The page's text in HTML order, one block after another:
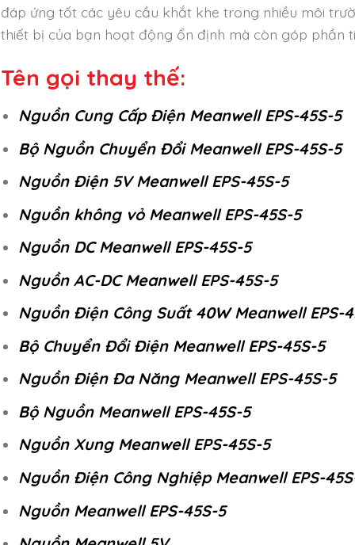
đáp ứng tốt các yêu cầu khắt khe trong nhiều môi
thiết bị của bạn hoạt động ổn định mà còn góp phần
Tên gọi thay thế:
Nguồn Cung Cấp Điện Meanwell EPS-45S-5
Bộ Nguồn Chuyển Đổi Meanwell EPS-45S-5
Nguồn Điện 5V Meanwell EPS-45S-5
Nguồn không vỏ Meanwell EPS-45S-5
Nguồn DC Meanwell EPS-45S-5
Nguồn AC-DC Meanwell EPS-45S-5
Nguồn Điện Công Suất 40W Meanwell EPS-
Bộ Chuyển Đổi Điện Meanwell EPS-45S-5
Nguồn Điện Đa Năng Meanwell EPS-45S-5
Bộ Nguồn Meanwell EPS-45S-5
Nguồn Xung Meanwell EPS-45S-5
Nguồn Điện Công Nghiệp Meanwell EPS-
Nguồn Meanwell EPS-45S-5